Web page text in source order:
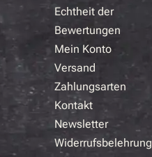
Echtheit der
Bewertungen
Mein Konto
Versand
Zahlungsarten
Kontakt
Newsletter
Widerrufsbelehrung